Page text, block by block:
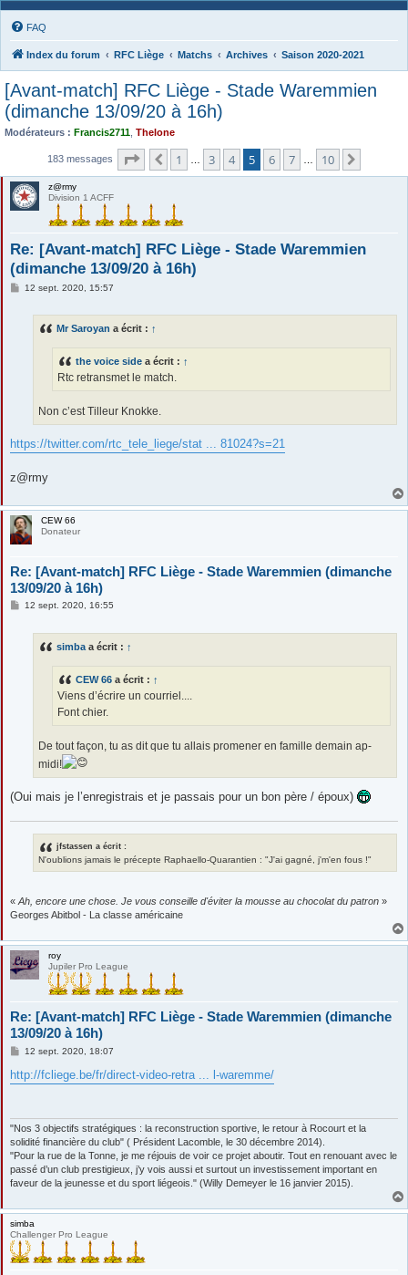
FAQ
Index du forum RFC Liège Matchs Archives Saison 2020-2021
[Avant-match] RFC Liège - Stade Waremmien
(dimanche 13/09/20 à 16h)
Modérateurs : Francis2711 Thelone
183 messages Page sur 10
Précédente
1 3 4 5 6 7 10
z@rmy
Division 1 ACFF
Re: [Avant-match] RFC Liège - Stade Waremmien
(dimanche 13/09/20 à 16h)
M12 sept. 2020, 15:57
Mr Saroyan a écrit : ↑
the voice side a écrit : ↑
Rtc retransmet le match.
Non c’est Tilleur Knokke.
https://twitter.com/rtc_tele_liege/stat ... 81024?s=21
z@rmy
CEW 66
Donateur
Re: [Avant-match] RFC Liège - Stade Waremmien (dimanche
13/09/20 à 16h)
M
12 sept. 2020, 16:55
simba a écrit : ↑
CEW 66 a écrit : ↑
Viens d’écrire un courriel....
Font chier.
De tout façon, tu as dit que tu allais promener en famille demain ap-
midi!
(Oui mais je l’enregistrais et je passais pour un bon père / époux)
jfstassen a écrit :
N'oublions jamais le précepte Raphaello-Quarantien : "J'ai gagné, j'm'en fous !"
«Ah, encore une chose. Je vous conseille d'éviter la mousse au chocolat du patron »
Georges Abitbol - La classe américaine
roy
Jupiler Pro League
Re: [Avant-match] RFC Liège - Stade Waremmien (dimanche
13/09/20 à 16h)
M
s
s
12 sept. 2020, 18:07
http://fcliege.be/fr/direct-video-retra ... l-waremme/
"Nos 3 objectifs stratégiques : la reconstruction sportive, le retour à Rocourt et la
solidité financière du club" ( Président Lacomble, le 30 décembre 2014).
"Pour la rue de la Tonne, je me réjouis de voir ce projet aboutir. Tout en renouant avec le
passé d’un club prestigieux, j’y vois aussi et surtout un investissement important en
faveur de la jeunesse et du sport liégeois." (Willy Demeyer le 16 janvier 2015).
simba
Challenger Pro League